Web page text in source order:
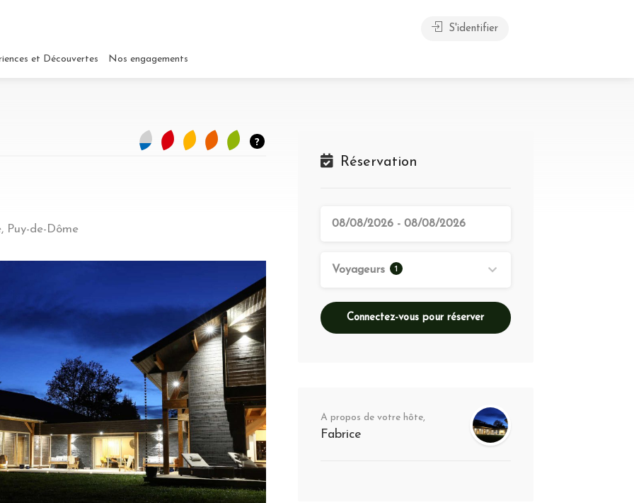
et Découvertes Nos engagements
S'identifier
?
novatrice - Villa contemporaine
Puy-de-Dôme
Réservation
Voyageurs 1
Connectez-vous pour réserver
A propos de votre hôte,
Fabrice